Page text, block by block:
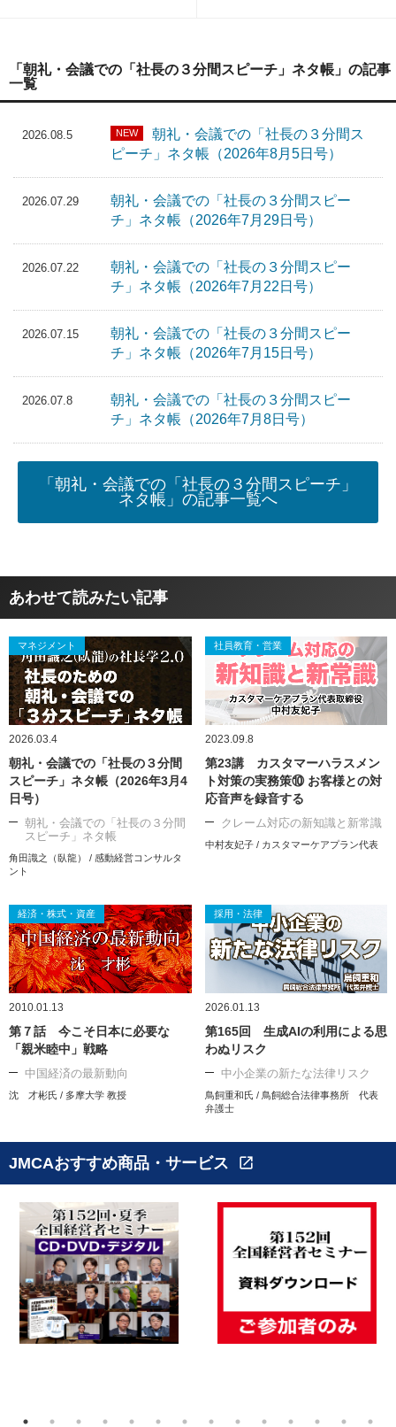
「朝礼・会議での「社長の３分間スピーチ」ネタ帳」の記事
一覧
2026.08.5 NEW
朝礼・会議での「社長の３分間ス
ピーチ」ネタ帳（2026年8月5日号）
2026.07.29
朝礼・会議での「社長の３分間スピー
チ」ネタ帳（2026年7月29日号）
2026.07.22
朝礼・会議での「社長の３分間スピー
チ」ネタ帳（2026年7月22日号）
2026.07.15
朝礼・会議での「社長の３分間スピー
チ」ネタ帳（2026年7月15日号）
2026.07.8
朝礼・会議での「社長の３分間スピー
チ」ネタ帳（2026年7月8日号）
「朝礼・会議での「社長の３分間スピーチ」
ネタ帳」の記事一覧へ
あわせて読みたい記事
マネジメント
2026.03.4
朝礼・会議での「社長の３分間
スピーチ」ネタ帳（2026年3月4
日号）
朝礼・会議での「社長の３分間
スピーチ」ネタ帳
角田識之（臥龍） / 感動経営コンサルタ
ント
社員教育・営業
2023.09.8
第23講 カスタマーハラスメン
ト対策の実務策⑩ お客様との対
応音声を録音する
クレーム対応の新知識と新常識
中村友妃子 / カスタマーケアプラン代表
経済・株式・資産
2010.01.13
第７話 今こそ日本に必要な
「親米睦中」戦略
中国経済の最新動向
沈 才彬氏 / 多摩大学 教授
採用・法律
2026.01.13
第165回 生成AIの利用による思
わぬリスク
中小企業の新たな法律リスク
鳥飼重和氏 / 鳥飼総合法律事務所 代表
弁護士
JMCAおすすめ商品・サービス open_in_new